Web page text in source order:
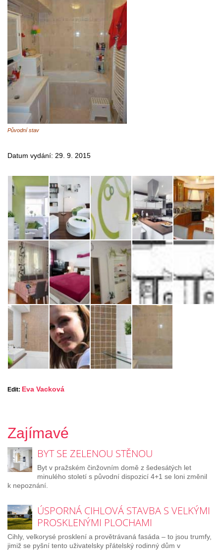
Původní stav
Datum vydání: 29. 9. 2015
Edit: Eva Vacková
Zajímavé
BYT SE ZELENOU STĚNOU
Byt v pražském činžovním domě z šedesátých let
minulého století s původní dispozicí 4+1 se loni změnil
k nepoznání.
ÚSPORNÁ CIHLOVÁ STAVBA S VELKÝMI
PROSKLENÝMI PLOCHAMI
Cihly, velkorysé prosklení a provětrávaná fasáda – to jsou trumfy,
jimiž se pyšní tento uživatelsky přátelský rodinný dům v